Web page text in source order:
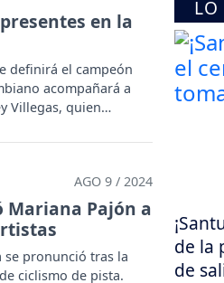
en la
definirá el campeón
acompañará a
Villegas, quien
AGO 9 / 2024
Mariana Pajón a
se pronunció tras la
ciclismo de pista.
de la
de